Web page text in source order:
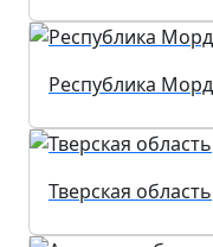
Республика
Тверская область